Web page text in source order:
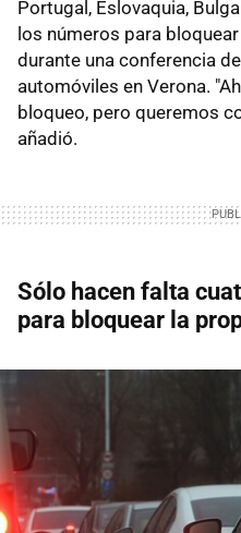
Portugal, Eslovaquia,
los números para
durante una conferencia
automóviles en Verona.
bloqueo, pero queremos
añadió.
Sólo hacen falta
para bloquear la